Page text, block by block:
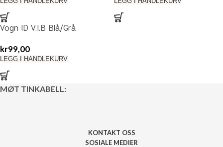
Vogn ID V.I.B Blå/Grå
kr99,00
LEGG I HANDLEKURV
MØT TINKABELL:
KONTAKT OSS
SOSIALE MEDIER